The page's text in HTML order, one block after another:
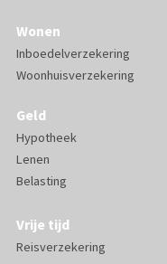
Wonen
Inboedelverzekering
Woonhuisverzekering
Geld
Hypotheek
Lenen
Belasting
Vrije tijd
Reisverzekering